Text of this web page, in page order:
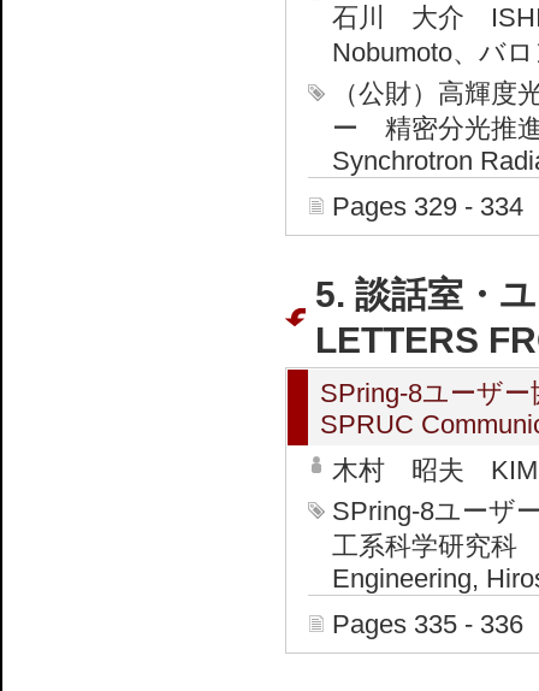
石川 大介
Nobumoto、バ
（公財）高輝
ー 精密分光推
Synchrotron
Pages 329 - 334
5. 談話室・
LETTERS
SPring-8ユーザ
SPRUC
木村 昭夫
SPring-8ユーザ
工系科学研究科
Engineering,
Pages 335 - 336